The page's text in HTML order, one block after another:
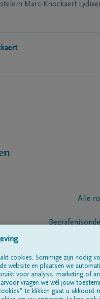
Marc-Knockaert
Alle
cookies. Sommige zijn nodig
website en plaatsen we
voor analyse, marketing of
vragen we wél jouw
te klikken gaat u akkoord